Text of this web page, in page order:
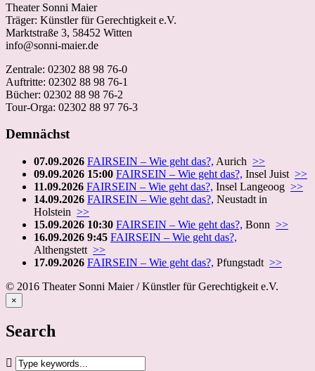
Theater Sonni Maier
Träger: Künstler für Gerechtigkeit e.V.
Marktstraße 3, 58452 Witten
info@sonni-maier.de
Zentrale: 02302 88 98 76-0
Auftritte: 02302 88 98 76-1
Bücher: 02302 88 98 76-2
Tour-Orga: 02302 88 97 76-3
Demnächst
07.09.2026 FAIRSEIN – Wie geht das?, Aurich >>
09.09.2026 15:00 FAIRSEIN – Wie geht das?, Insel Juist >>
11.09.2026 FAIRSEIN – Wie geht das?, Insel Langeoog >>
14.09.2026 FAIRSEIN – Wie geht das?, Neustadt in
Holstein >>
15.09.2026 10:30 FAIRSEIN – Wie geht das?, Bonn >>
16.09.2026 9:45 FAIRSEIN – Wie geht das?,
Althengstett >>
17.09.2026 FAIRSEIN – Wie geht das?, Pfungstadt >>
© 2016 Theater Sonni Maier / Künstler für Gerechtigkeit e.V.
×
Search